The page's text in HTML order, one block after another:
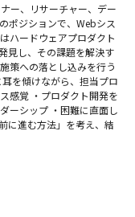
ー、リサーチャー、デー
ポジションで、Webシス
ハードウェアプロダクト
見し、その課題を解決す
策への落とし込みを行う
を傾けながら、担当プロ
感覚 ・プロダクト開発を
ーシップ ・困難に直面し
に進む方法」を考え、結